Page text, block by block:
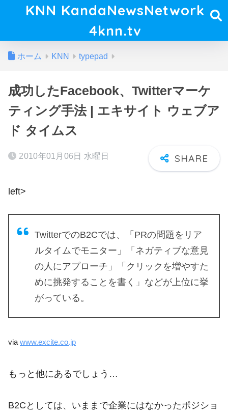
KNN KandaNewsNetwork
4knn.tv
ホーム KNN typepad
成功したFacebook、Twitterマーケ
ティング手法 | エキサイト ウェブア
ド タイムス
2010年01月06日 水曜日
left>
TwitterでのB2Cでは、「PRの問題をリア
ルタイムでモニター」「ネガティブな意見
の人にアプローチ」「クリックを増やすた
めに挑発することを書く」などが上位に挙
がっている。
via www.excite.co.jp
もっと他にあるでしょう…
B2Cとしては、いままで企業にはなかったポジショ